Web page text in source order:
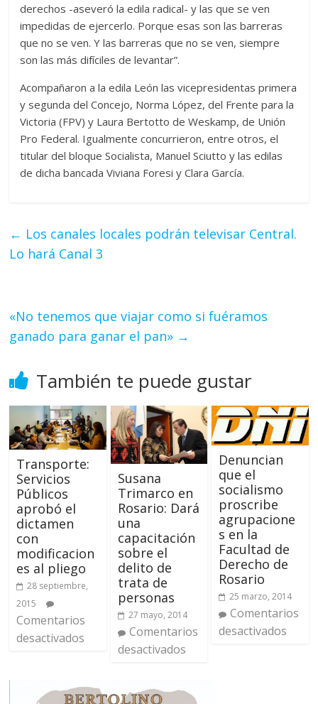
derechos -aseveró la edila radical- y las que se ven
impedidas de ejercerlo. Porque esas son las barreras
que no se ven. Y las barreras que no se ven, siempre
son las más difíciles de levantar”.
Acompañaron a la edila León las vicepresidentas primera
y segunda del Concejo, Norma López, del Frente para la
Victoria (FPV) y Laura Bertotto de Weskamp, de Unión
Pro Federal. Igualmente concurrieron, entre otros, el
titular del bloque Socialista, Manuel Sciutto y las edilas
de dicha bancada Viviana Foresi y Clara García.
← Los canales locales podrán televisar Central.
Lo hará Canal 3
«No tenemos que viajar como si fuéramos
ganado para ganar el pan» →
También te puede gustar
Transporte:
Servicios
Públicos
aprobó el
dictamen
con
modificacion
es al pliego
28 septiembre,
2015
Comentarios
desactivados
Susana
Trimarco en
Rosario: Dará
una
capacitación
sobre el
delito de
trata de
personas
27 mayo, 2014
Comentarios
desactivados
Denuncian
que el
socialismo
proscribe
agrupacione
s en la
Facultad de
Derecho de
Rosario
25 marzo, 2014
Comentarios
desactivados